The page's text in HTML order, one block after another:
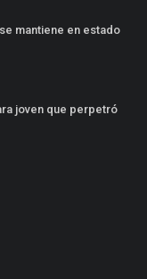
mantiene en estado
joven que perpetró